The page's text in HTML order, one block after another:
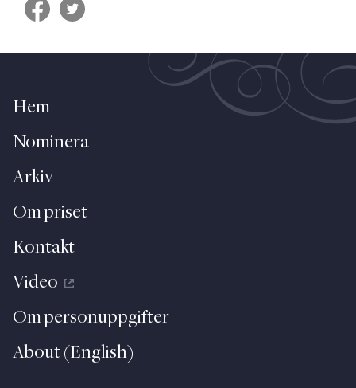
Hem
Nominera
Arkiv
Om priset
Kontakt
Video
Om personuppgifter
About (English)